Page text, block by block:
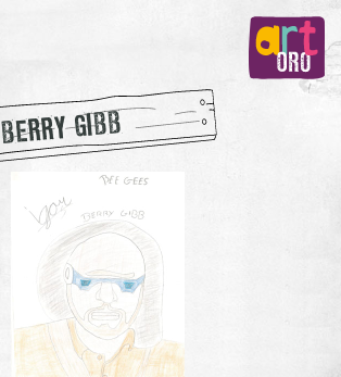
BERRY GIBB